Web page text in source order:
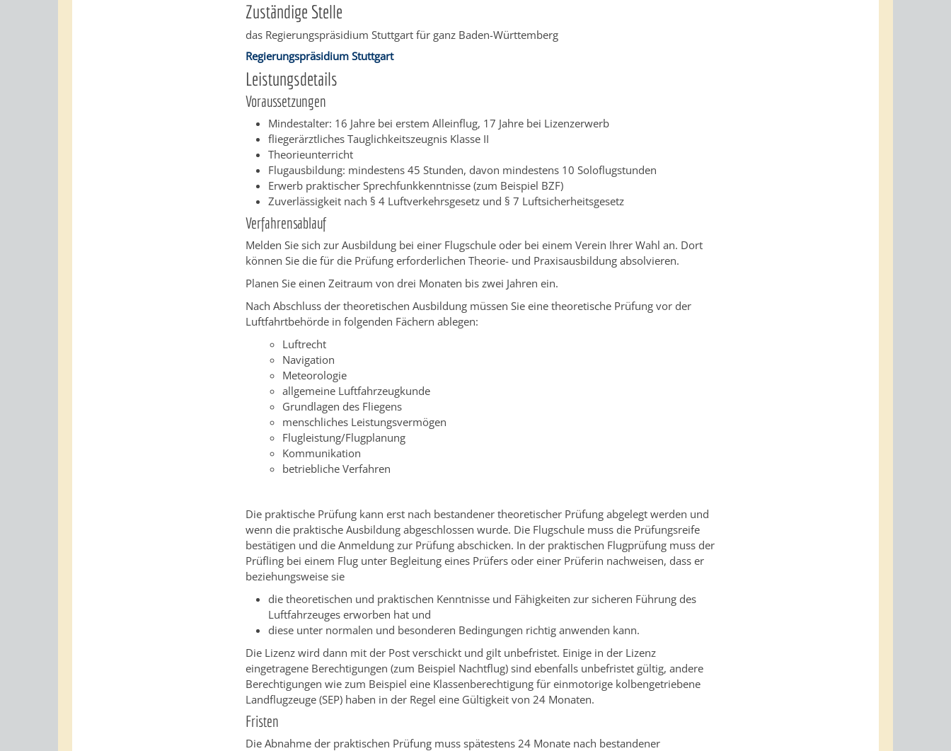
Zuständige Stelle
das Regierungspräsidium Stuttgart für ganz Baden-Württemberg
Regierungspräsidium Stuttgart
Leistungsdetails
Voraussetzungen
Mindestalter: 16 Jahre bei erstem Alleinflug, 17 Jahre bei Lizenzerwerb
fliegerärztliches Tauglichkeitszeugnis Klasse II
Theorieunterricht
Flugausbildung: mindestens 45 Stunden, davon mindestens 10 Soloflugstunden
Erwerb praktischer Sprechfunkkenntnisse (zum Beispiel BZF)
Zuverlässigkeit nach § 4 Luftverkehrsgesetz und § 7 Luftsicherheitsgesetz
Verfahrensablauf
Melden Sie sich zur Ausbildung bei einer Flugschule oder bei einem Verein Ihrer Wahl an. Dort
können Sie die für die Prüfung erforderlichen Theorie- und Praxisausbildung absolvieren.
Planen Sie einen Zeitraum von drei Monaten bis zwei Jahren ein.
Nach Abschluss der theoretischen Ausbildung müssen Sie eine theoretische Prüfung vor der
Luftfahrtbehörde in folgenden Fächern ablegen:
Luftrecht
Navigation
Meteorologie
allgemeine Luftfahrzeugkunde
Grundlagen des Fliegens
menschliches Leistungsvermögen
Flugleistung/Flugplanung
Kommunikation
betriebliche Verfahren
Die praktische Prüfung kann erst nach bestandener theoretischer Prüfung abgelegt werden und
wenn die praktische Ausbildung abgeschlossen wurde. Die Flugschule muss die Prüfungsreife
bestätigen und die Anmeldung zur Prüfung abschicken. In der praktischen Flugprüfung muss der
Prüfling bei einem Flug unter Begleitung eines Prüfers oder einer Prüferin nachweisen, dass er
beziehungsweise sie
die theoretischen und praktischen Kenntnisse und Fähigkeiten zur sicheren Führung des
Luftfahrzeuges erworben hat und
diese unter normalen und besonderen Bedingungen richtig anwenden kann.
Die Lizenz wird dann mit der Post verschickt und gilt unbefristet. Einige in der Lizenz
eingetragene Berechtigungen (zum Beispiel Nachtflug) sind ebenfalls unbefristet gültig, andere
Berechtigungen wie zum Beispiel eine Klassenberechtigung für einmotorige kolbengetriebene
Landflugzeuge (SEP) haben in der Regel eine Gültigkeit von 24 Monaten.
Fristen
Die Abnahme der praktischen Prüfung muss spätestens 24 Monate nach bestandener